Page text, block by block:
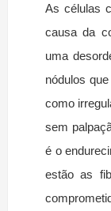
As células
causa da
uma
nódulos
como
sem
é o
estão as